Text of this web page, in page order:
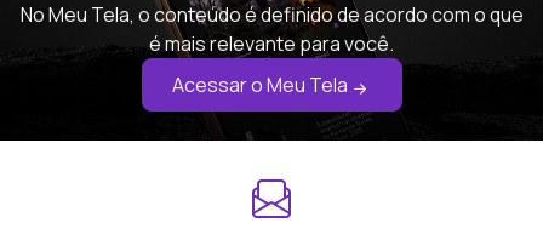
No Meu Tela, o conteúdo é definido de acordo com o que
é mais relevante para você.
Acessar o Meu Tela